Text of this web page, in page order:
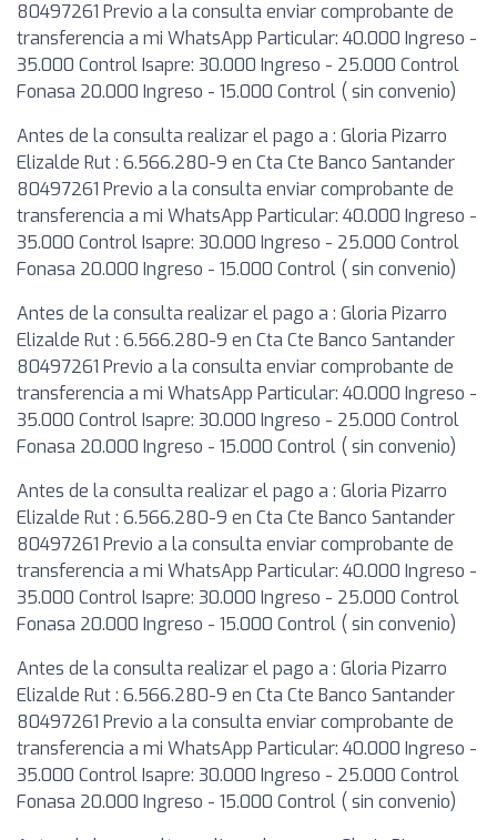
80497261 Previo a la consulta enviar comprobante de
transferencia a mi WhatsApp Particular: 40.000 Ingreso -
35.000 Control Isapre: 30.000 Ingreso - 25.000 Control
Fonasa 20.000 Ingreso - 15.000 Control ( sin convenio)
Antes de la consulta realizar el pago a : Gloria Pizarro
Elizalde Rut : 6.566.280-9 en Cta Cte Banco Santander
80497261 Previo a la consulta enviar comprobante de
transferencia a mi WhatsApp Particular: 40.000 Ingreso -
35.000 Control Isapre: 30.000 Ingreso - 25.000 Control
Fonasa 20.000 Ingreso - 15.000 Control ( sin convenio)
Antes de la consulta realizar el pago a : Gloria Pizarro
Elizalde Rut : 6.566.280-9 en Cta Cte Banco Santander
80497261 Previo a la consulta enviar comprobante de
transferencia a mi WhatsApp Particular: 40.000 Ingreso -
35.000 Control Isapre: 30.000 Ingreso - 25.000 Control
Fonasa 20.000 Ingreso - 15.000 Control ( sin convenio)
Antes de la consulta realizar el pago a : Gloria Pizarro
Elizalde Rut : 6.566.280-9 en Cta Cte Banco Santander
80497261 Previo a la consulta enviar comprobante de
transferencia a mi WhatsApp Particular: 40.000 Ingreso -
35.000 Control Isapre: 30.000 Ingreso - 25.000 Control
Fonasa 20.000 Ingreso - 15.000 Control ( sin convenio)
Antes de la consulta realizar el pago a : Gloria Pizarro
Elizalde Rut : 6.566.280-9 en Cta Cte Banco Santander
80497261 Previo a la consulta enviar comprobante de
transferencia a mi WhatsApp Particular: 40.000 Ingreso -
35.000 Control Isapre: 30.000 Ingreso - 25.000 Control
Fonasa 20.000 Ingreso - 15.000 Control ( sin convenio)